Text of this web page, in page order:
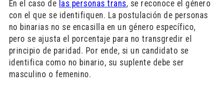
En el caso de las personas trans, se reconoce el género
con el que se identifiquen. La postulación de personas
no binarias no se encasilla en un género específico,
pero se ajusta el porcentaje para no transgredir el
principio de paridad. Por ende, si un candidato se
identifica como no binario, su suplente debe ser
masculino o femenino.